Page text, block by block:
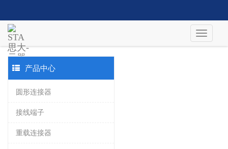
产品中心
圆形连接器
接线端子
重载连接器